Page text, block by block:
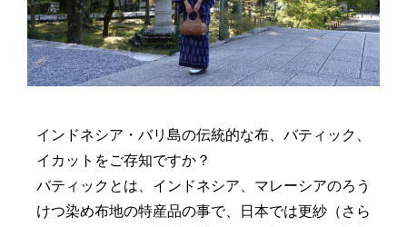
インドネシア・バリ島の伝統的な布、バティック、
イカットをご存知ですか？
バティックとは、インドネシア、マレーシアのろう
けつ染め布地の特産品の事で、日本では更紗（さら